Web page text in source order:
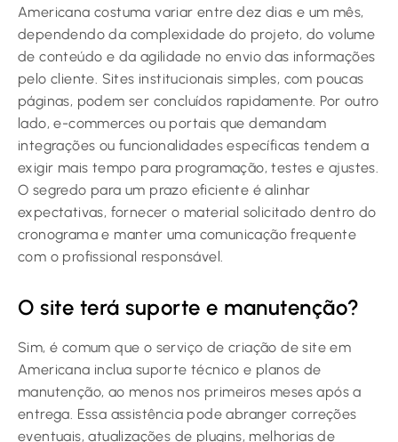
Americana costuma variar entre dez dias e um mês,
dependendo da complexidade do projeto, do volume
de conteúdo e da agilidade no envio das informações
pelo cliente. Sites institucionais simples, com poucas
páginas, podem ser concluídos rapidamente. Por outro
lado, e-commerces ou portais que demandam
integrações ou funcionalidades específicas tendem a
exigir mais tempo para programação, testes e ajustes.
O segredo para um prazo eficiente é alinhar
expectativas, fornecer o material solicitado dentro do
cronograma e manter uma comunicação frequente
com o profissional responsável.
O site terá suporte e manutenção?
Sim, é comum que o serviço de criação de site em
Americana inclua suporte técnico e planos de
manutenção, ao menos nos primeiros meses após a
entrega. Essa assistência pode abranger correções
eventuais, atualizações de plugins, melhorias de